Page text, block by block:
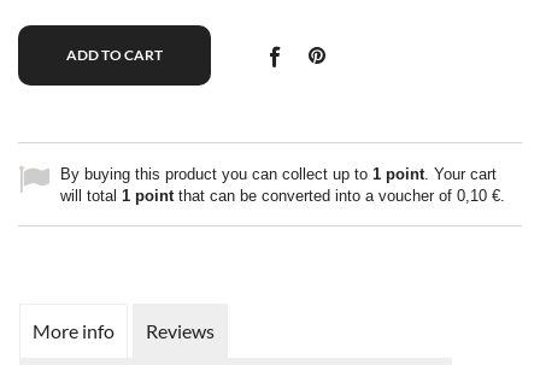
ADD TO CART
By buying this product you can collect up to 1 point. Your cart
will total 1 pointthat can be converted into a voucher of 0,10 €.
More info Reviews